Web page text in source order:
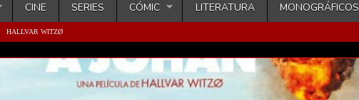
CINE SERIES CÓMIC LITERATURA MONOGRÁFICOS
HALLVAR WITZØ